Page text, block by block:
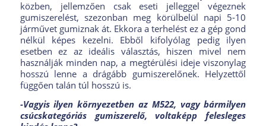
közben, jellemzően csak eseti jelleggel végeznek
gumiszerelést, szezonban meg körülbelül napi 5-10
járművet gumiznak át. Ekkora a terhelést ez a gép gond
nélkül képes kezelni. Ebből kifolyólag pedig ilyen
esetben ez az ideális választás, hiszen mivel nem
használják minden nap, a megtérülési ideje viszonylag
hosszú lenne a drágább gumiszerelőnek. Helyzettől
függően talán túl hosszú is.
-Vagyis ilyen környezetben az M522, vagy bármilyen
csúcskategóriás gumiszerelő, voltaképp felesleges